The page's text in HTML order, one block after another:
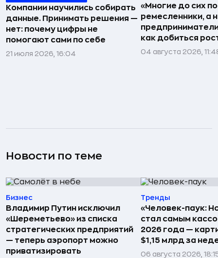
Компании научились собирать
данные. Принимать решения —
нет: почему цифры не
помогают сами по себе
21 июля 2026, 16:04
«Многие до сих
ремесленники, а
как добиться
04 августа 2026,
Новости по теме
Бизнес
Владимир Путин исключил
«Шереметьево» из списка
стратегических предприятий
— теперь аэропорт можно
приватизировать
Тренды
«Человек-паук:
стал самым
2026 года —
$1,15 млрд за
06 августа 2026,